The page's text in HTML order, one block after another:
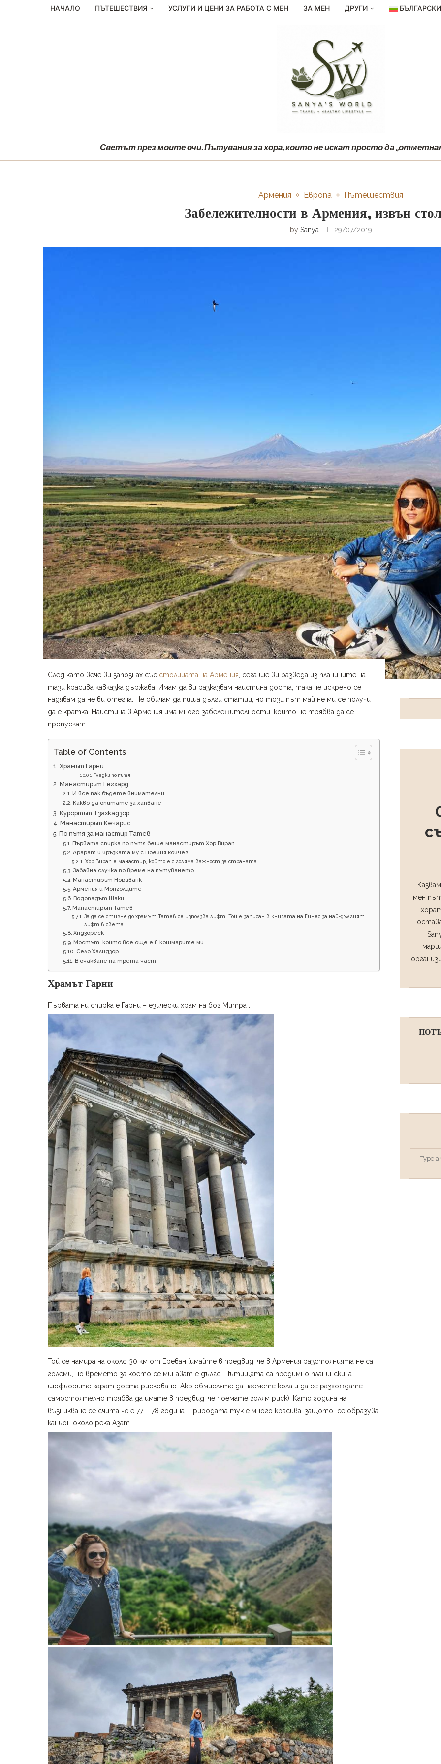
НАЧАЛО ПЪТЕШЕСТВИЯ УСЛУГИ И ЦЕНИ ЗА РАБОТА С МЕН ЗА МЕН ДРУГИ БЪЛГАРСКИ
Светът през моите очи. Пътувания за хора, които не искат просто да
Армения Европа Пътешествия
Забележителности в Армения, извън
by Sanya 29/07/2019
След като вече ви запознах със столицата на Армения , сега ще ви разведа из планините на
тази красива кавказка държава. Имам да ви разказвам наистина доста, така че искрено се
надявам да не ви отегча. Не обичам да пиша дълги статии, но този път май не ми се получи
да е кратка. Наистина в Армения има много забележителности, които не трябва да се
пропускат.
Table of Contents
Храмът Гарни
Гледки по пътя
Манастирът Гегхард
И все пак бъдете внимателни
Какво да опитате за хапване
Курортът Тзахкадзор
Манастирът Кечарис
По пътя за манастир Татев
Първата спирка по пътя беше манастирът Хор Вирап
Арарат и връзката му с Ноевия ковчег
Хор Вирап е манастир, който е с голяма важност за страната.
Забавна случка по време на пътуването
Манастирът Нораванк
Армения и Монголците
Водопадът Шаки
Манастирът Татев
За да се стигне до храмът Татев се използва лифт. Той е записан в книгата на Гинес за най-дългият
лифт в света.
Хндзореск
Мостът, който все още е в кошмарите ми
Село Халидзор
В очакване на трета част
Храмът Гарни
Първата ни спирка е Гарни – езически храм на бог Митра .
Той се намира на около 30 км от Ереван (имайте в предвид, че в Армения разстоянията не са
големи, но времето за което се минават е дълго. Пътищата са предимно планински, а
шофьорите карат доста рисковано. Ако обмисляте да наемете кола и да се разхождате
самостоятелно трябва да имате в предвид, че поемате голям риск). Като година на
възникване се счита че е 77 – 78 година. Природата тук е много красива, защото се образува
каньон около река Азат.
мен